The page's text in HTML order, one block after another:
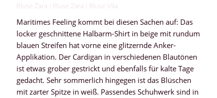
Bluse Zara | Bluse Zara | Bluse Vila
Maritimes Feeling kommt bei diesen Sachen auf: Das
locker geschnittene Halbarm-Shirt in beige mit rundum
blauen Streifen hat vorne eine glitzernde Anker-
Applikation. Der Cardigan in verschiedenen Blautönen
ist etwas grober gestrickt und ebenfalls für kalte Tage
gedacht. Sehr sommerlich hingegen ist das Blüschen
mit zarter Spitze in weiß. Passendes Schuhwerk sind in